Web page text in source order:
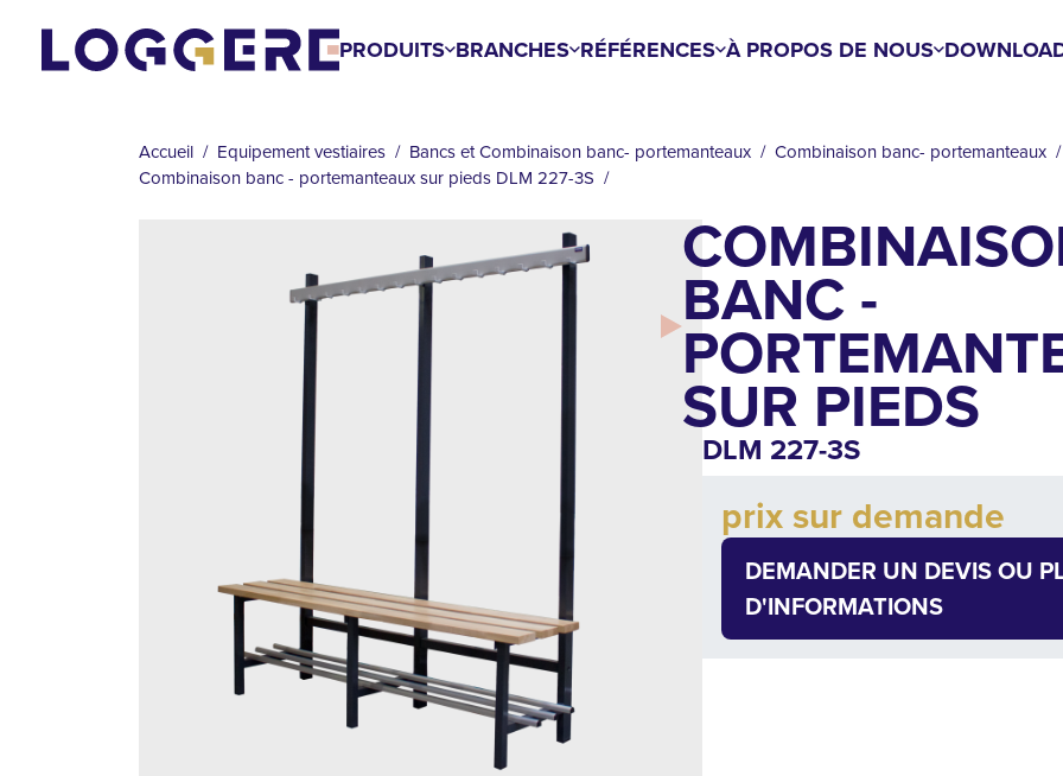
contenu
PRODUITS BRANCHES RÉFÉRENCES À PROPOS DE NOUS
D'ARIANE
Accueil Equipement vestiaires Bancs et Combinaison banc- portemanteaux
Combinaison banc- portemanteaux
Combinaison banc - portemanteaux sur pieds DLM 227-3S
BANC -
SUR PIEDS
DLM 227-3S
Quantity
Add to cart
prix sur demande
DEMANDER UN DEVIS OU
D'INFORMATIONS